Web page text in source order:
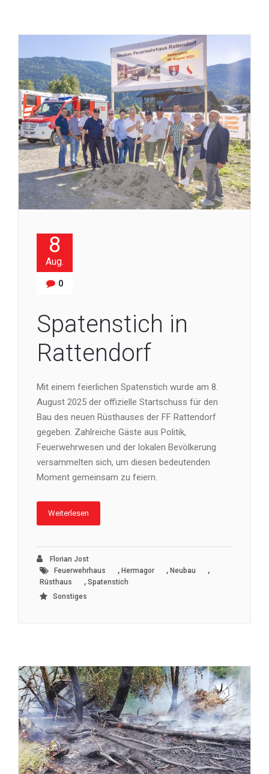
8
Aug.
0
Spatenstich in
Rattendorf
Mit einem feierlichen Spatenstich wurde am 8.
August 2025 der offizielle Startschuss für den
Bau des neuen Rüsthauses der FF Rattendorf
gegeben. Zahlreiche Gäste aus Politik,
Feuerwehrwesen und der lokalen Bevölkerung
versammelten sich, um diesen bedeutenden
Moment gemeinsam zu feiern.
Weiterlesen
Florian Jost
Feuerwehrhaus
, Hermagor , Neubau ,
Rüsthaus , Spatenstich
Sonstiges